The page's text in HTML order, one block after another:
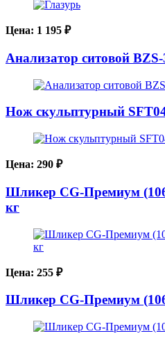
Цена: 1 195 ₽
Анализатор ситовой BZS-
Нож скульптурный
Цена: 290 ₽
Шликер CG-Премиум
кг
Цена: 255 ₽
Шликер CG-Премиум